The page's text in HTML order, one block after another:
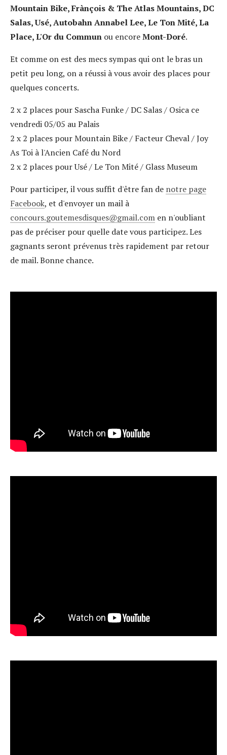
Mountain Bike, Frànçois & The Atlas Mountains, DC
Salas, Usé, Autobahn Annabel Lee, Le Ton Mité, La
Place, L'Or du Commun ou encoreMont-Doré.
Et comme on est des mecs sympas qui ont le bras un
petit peu long, on a réussi à vous avoir des places pour
quelques concerts.
2 x 2 places pour Sascha Funke / DC Salas / Osica ce
vendredi 05/05 au Palais
2 x 2 places pour Mountain Bike / Facteur Cheval / Joy
As Toi à l'Ancien Café du Nord
2 x 2 places pour Usé / Le Ton Mité / Glass Museum
Pour participer, il vous suffit d'être fan de notre page
Facebook, et d'envoyer un mail à
concours.goutemesdisques
gmail.com en n'oubliant
pas de préciser pour quelle date vous participez. Les
gagnants seront prévenus très rapidement par retour
de mail. Bonne chance.